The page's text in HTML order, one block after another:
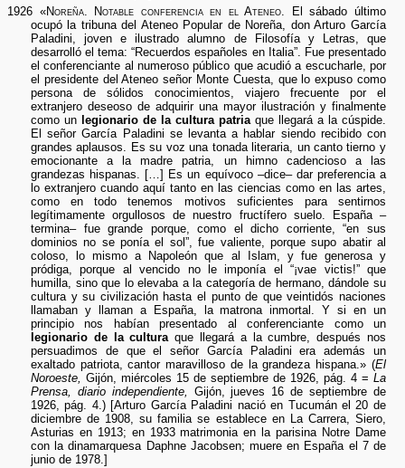
1926 «Noreña. Notable conferencia en el Ateneo. El sábado último
ocupó la tribuna del Ateneo Popular de Noreña, don Arturo García
Paladini, joven e ilustrado alumno de Filosofía y Letras, que
desarrolló el tema: “Recuerdos españoles en Italia”. Fue presentado
el conferenciante al numeroso público que acudió a escucharle, por
el presidente del Ateneo señor Monte Cuesta, que lo expuso como
persona de sólidos conocimientos, viajero frecuente por el
extranjero deseoso de adquirir una mayor ilustración y finalmente
como un legionario de la cultura patriaque llegará a la cúspide.
El señor García Paladini se levanta a hablar siendo recibido con
grandes aplausos. Es su voz una tonada literaria, un canto tierno y
emocionante a la madre patria, un himno cadencioso a las
grandezas hispanas. […] Es un equívoco –dice– dar preferencia a
lo extranjero cuando aquí tanto en las ciencias como en las artes,
como en todo tenemos motivos suficientes para sentirnos
legítimamente orgullosos de nuestro fructífero suelo. España –
termina– fue grande porque, como el dicho corriente, “en sus
dominios no se ponía el sol”, fue valiente, porque supo abatir al
coloso, lo mismo a Napoleón que al Islam, y fue generosa y
pródiga, porque al vencido no le imponía el “¡vae victis!” que
humilla, sino que lo elevaba a la categoría de hermano, dándole su
cultura y su civilización hasta el punto de que veintidós naciones
llamaban y llaman a España, la matrona inmortal. Y si en un
principio nos habían presentado al conferenciante como un
legionario de la culturaque llegará a la cumbre, después nos
persuadimos de que el señor García Paladini era además un
exaltado patriota, cantor maravilloso de la grandeza hispana.» (El
Noroeste, Gijón, miércoles 15 de septiembre de 1926, pág. 4 = La
Prensa, diario independiente, Gijón, jueves 16 de septiembre de
1926, pág. 4.) [Arturo García Paladini nació en Tucumán el 20 de
diciembre de 1908, su familia se establece en La Carrera, Siero,
Asturias en 1913; en 1933 matrimonia en la parisina Notre Dame
con la dinamarquesa Daphne Jacobsen; muere en España el 7 de
junio de 1978.]